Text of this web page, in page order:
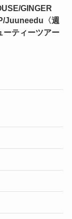
GINGER
Juuneedu〈週
ーティーツアー